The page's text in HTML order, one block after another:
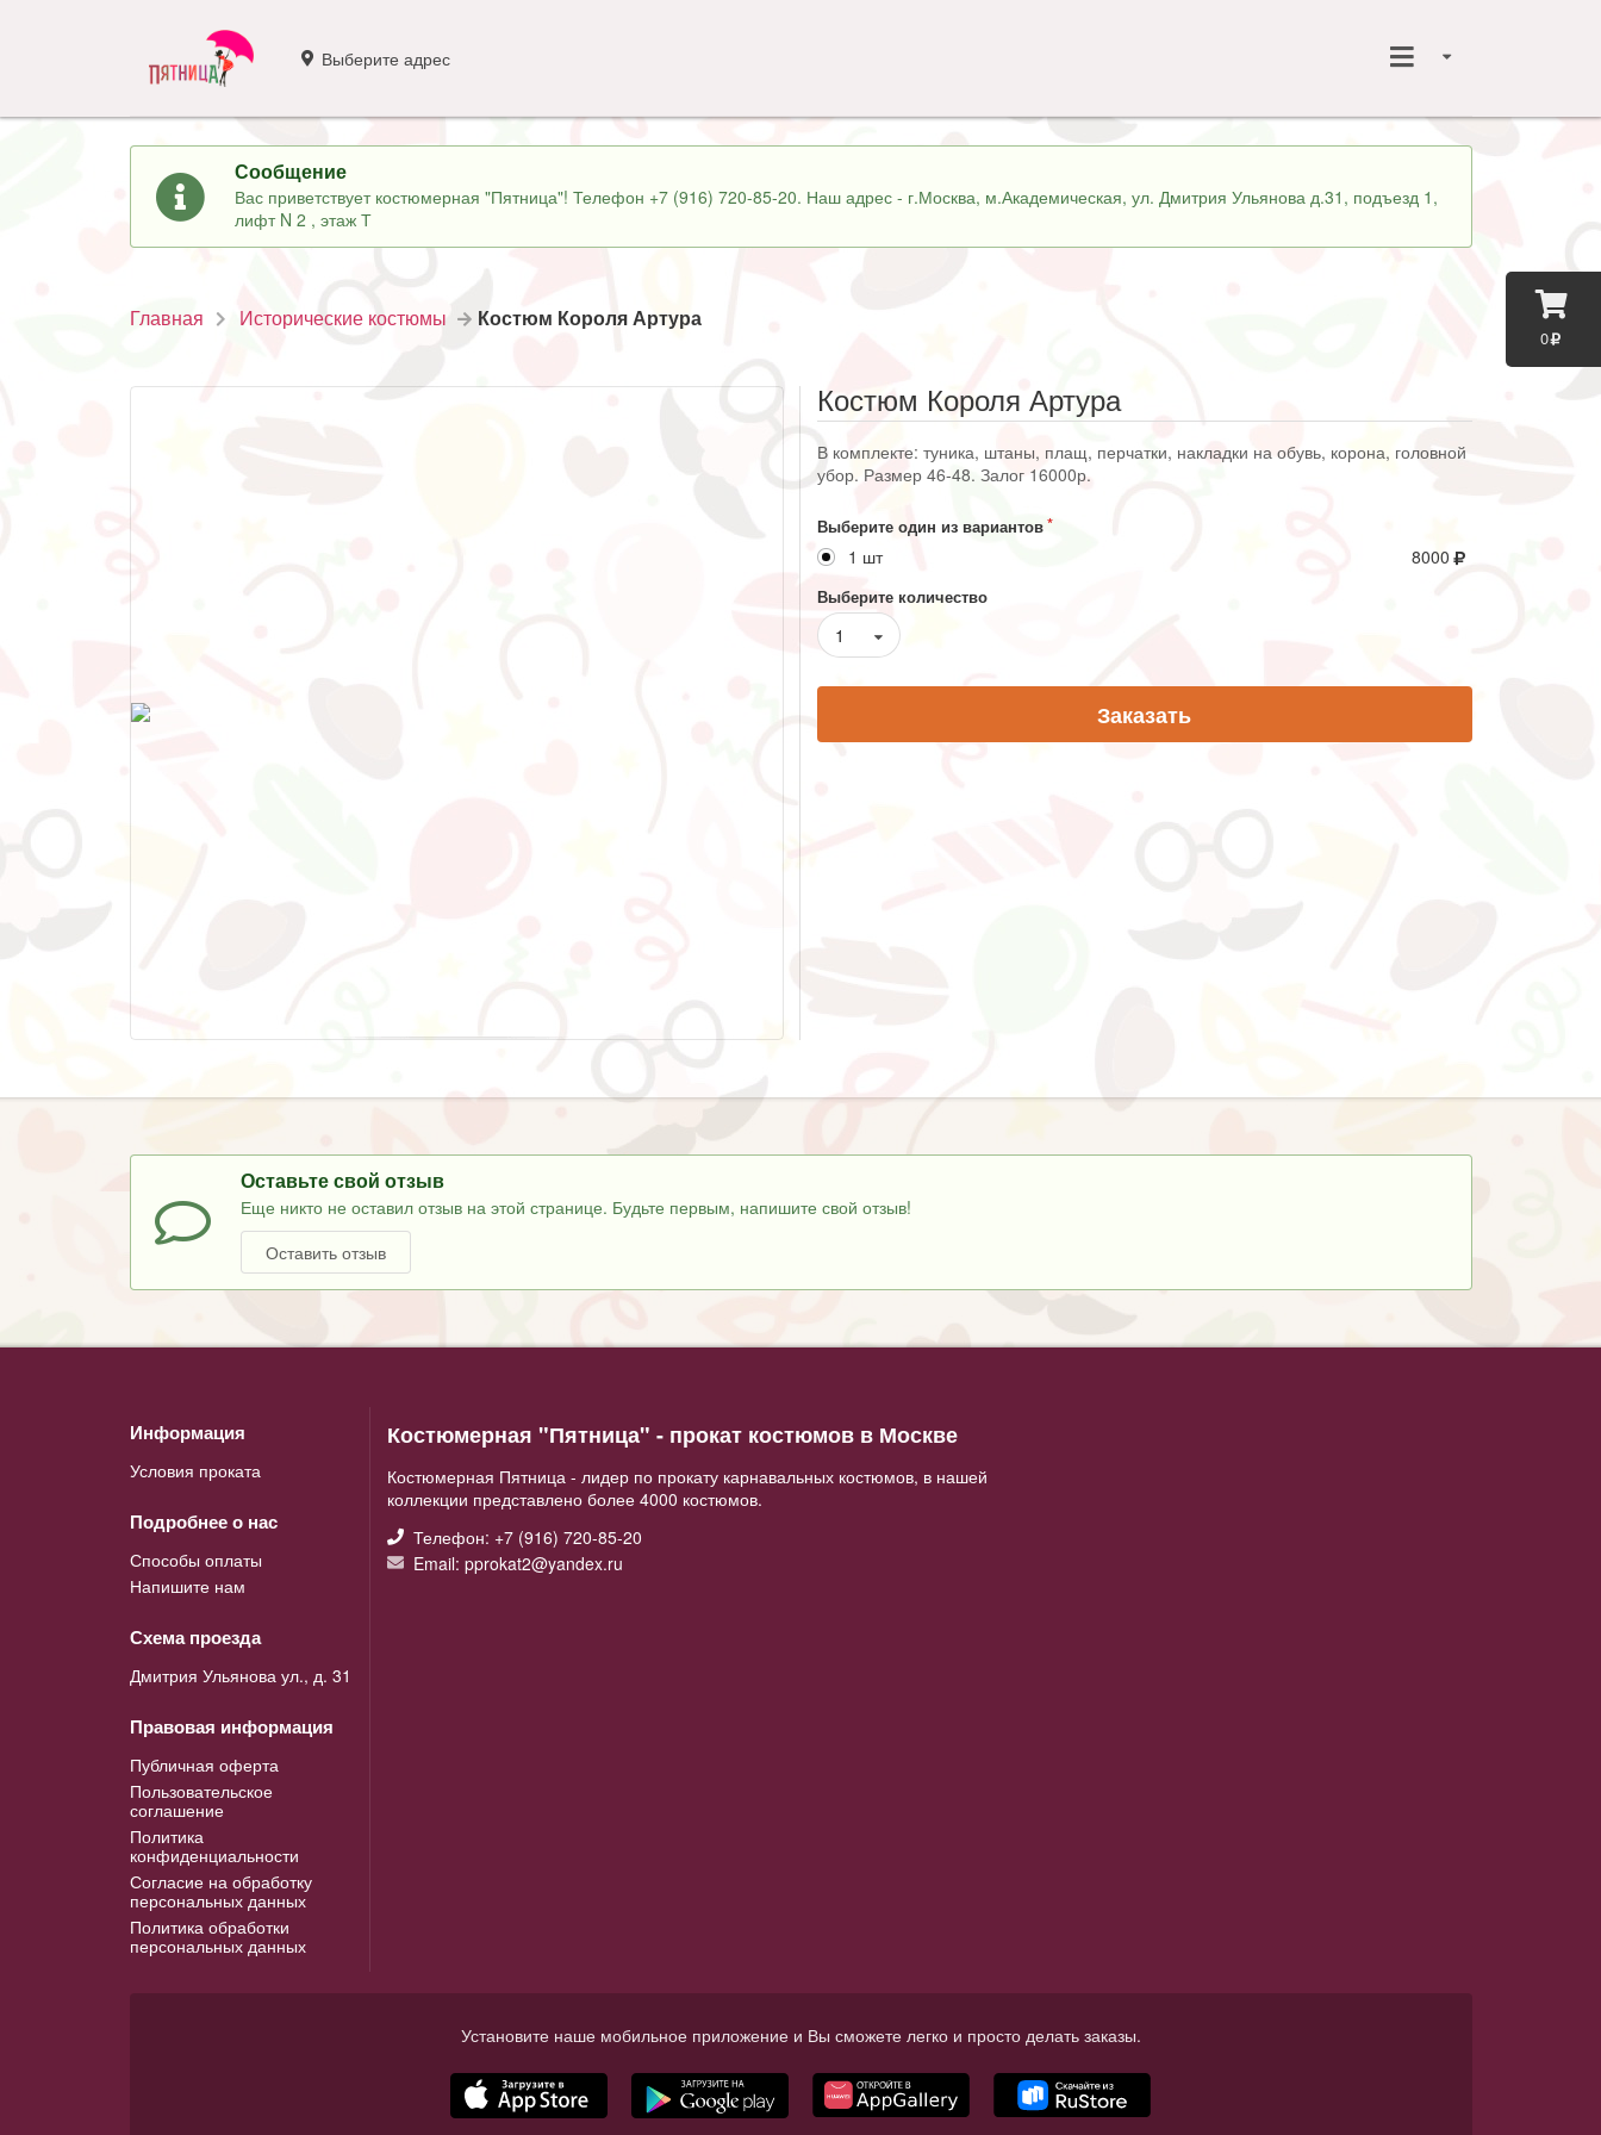
0
Выберите адрес
Сообщение
Вас приветствует костюмерная "Пятница"! Телефон +7 (916) 720-85-20. Наш адрес - г.Москва, м.Академическая, ул. Дмитрия Ульянова д.31, подъезд 1,
лифт N 2 , этаж Т
Главная Исторические костюмы Костюм Короля Артура
Костюм Короля Артура
В комплекте: туника, штаны, плащ, перчатки, накладки на обувь, корона, головной
убор. Размер 46-48. Залог 16000р.
Выберите один из вариантов
1 шт 8000
Выберите количество
1
Заказать
Оставьте свой отзыв
Еще никто не оставил отзыв на этой странице. Будьте первым, напишите свой отзыв!
Оставить отзыв
Информация
Условия проката
Подробнее о нас
Способы оплаты
Напишите нам
Схема проезда
Дмитрия Ульянова ул., д. 31
Правовая информация
Публичная оферта
Пользовательское
соглашение
Политика
конфиденциальности
Согласие на обработку
персональных данных
Политика обработки
персональных данных
Костюмерная "Пятница" - прокат костюмов в Москве
Костюмерная Пятница - лидер по прокату карнавальных костюмов, в нашей
коллекции представлено более 4000 костюмов.
Телефон: +7 (916) 720-85-20
Email: pprokat2@yandex.ru
Установите наше мобильное приложение и Вы сможете легко и просто делать заказы.